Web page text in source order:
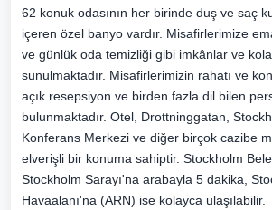
62 konuk odasının her birinde duş ve saç
içeren özel banyo vardır. Misafirlerimize
ve günlük oda temizliği gibi imkânlar ve
sunulmaktadır. Misafirlerimizin rahatı ve
açık resepsiyon ve birden fazla dil bilen
bulunmaktadır. Otel, Drottninggatan,
Konferans Merkezi ve diğer birçok cazibe
elverişli bir konuma sahiptir. Stockholm
Stockholm Sarayı'na arabayla 5 dakika,
Havaalanı'na (ARN) ise kolayca ulaşılabilir.